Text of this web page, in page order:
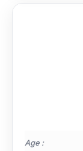
Age :